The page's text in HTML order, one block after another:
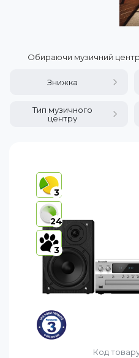
Обираючи музичний центр,
Знижка
Тип музичного
центру
3
24
3
Код